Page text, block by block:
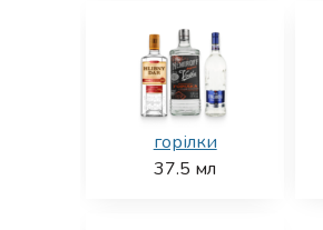
горілки
37.5 мл